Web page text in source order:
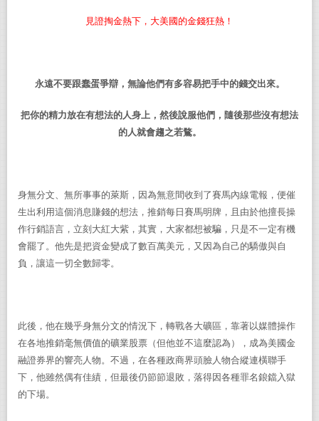
見證掏金熱下，大美國的金錢狂熱！
永遠不要跟蠢蛋爭辯，無論他們有多容易把手中的錢交出來。
把你的精力放在有想法的人身上，然後說服他們，隨後那些沒有想法
的人就會趨之若鶩。
身無分文、無所事事的萊斯，因為無意間收到了賽馬內線電報，便催
生出利用這個消息賺錢的想法，推銷每日賽馬明牌，且由於他擅長操
作行銷語言，立刻大紅大紫，其實，大家都想被騙，只是不一定有機
會罷了。他先是把資金變成了數百萬美元，又因為自己的驕傲與自
負，讓這一切全數歸零。
此後，他在幾乎身無分文的情況下，轉戰各大礦區，靠著以媒體操作
在各地推銷毫無價值的礦業股票（但他並不這麼認為），成為美國金
融證券界的響亮人物。不過，在各種政商界頭臉人物合縱連橫聯手
下，他雖然偶有佳績，但最後仍節節退敗，落得因各種罪名鋃鐺入獄
的下場。